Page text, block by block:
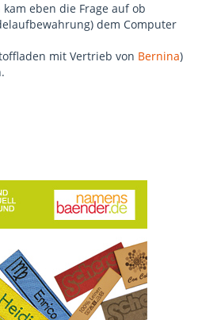
eben die Frage auf ob
dem Computer
mit Vertrieb von Bernina)